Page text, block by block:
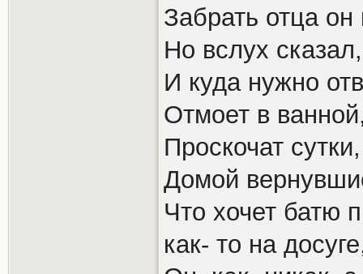
Забрать отца
Но вслух
И куда нужно
Отмоет в
Проскочат
Домой
Что хочет батю
как- то на